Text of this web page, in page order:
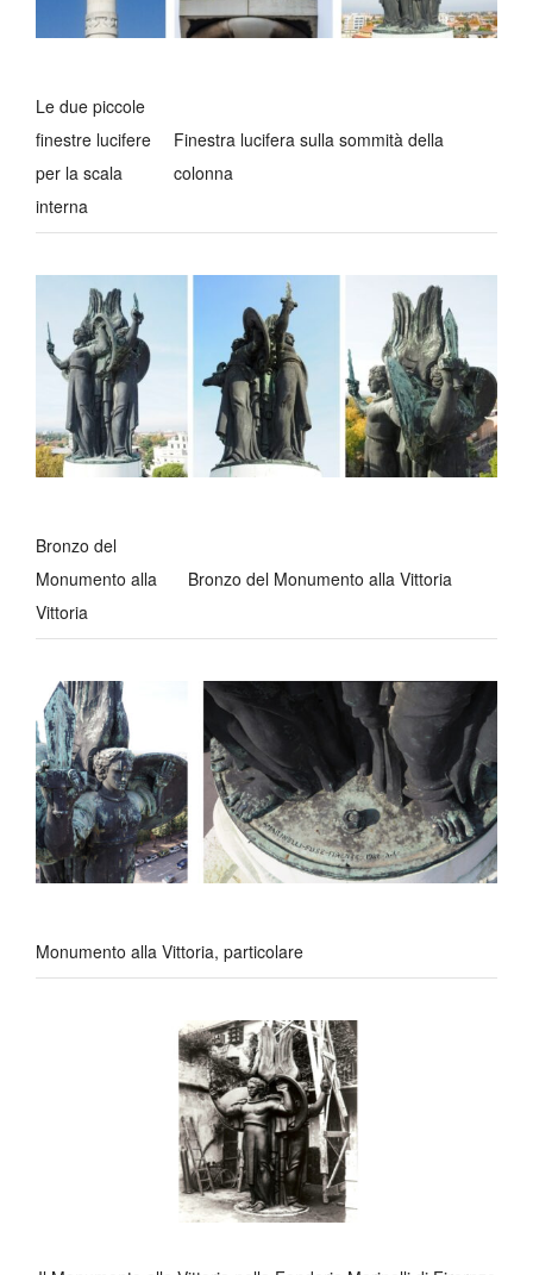
Le due piccole
finestre lucifere
per la scala
interna
Finestra lucifera sulla sommità della
colonna
Bronzo del
Monumento alla
Vittoria
Bronzo del Monumento alla Vittoria
Monumento alla Vittoria, particolare